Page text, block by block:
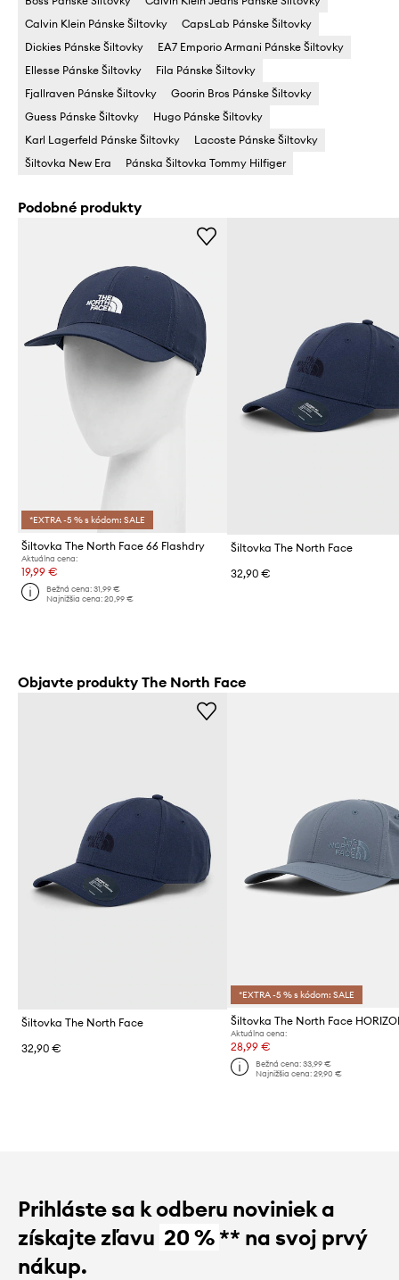
Calvin Klein Pánske Šiltovky
CapsLab Pánske Šiltovky
Dickies Pánske Šiltovky
EA7 Emporio Armani Pánske Šiltovky
Ellesse Pánske Šiltovky
Fila Pánske Šiltovky
Fjallraven Pánske Šiltovky
Goorin Bros Pánske Šiltovky
Guess Pánske Šiltovky
Hugo Pánske Šiltovky
Karl Lagerfeld Pánske Šiltovky
Lacoste Pánske Šiltovky
Šiltovka New Era
Pánska Šiltovka Tommy Hilfiger
Podobné produkty
*EXTRA -5 % s kódom: SALE
Šiltovka The North Face 66 Flashdry
Aktuálna cena:
19,99 €
Bežná cena:31,99 €
Najnižšia cena:20,99 €
Šiltovka The North Face
32,90 €
Objavte produkty The North Face
Šiltovka The North Face
32,90 €
*EXTRA -5 % s kódom: SALE
Šiltovka The North Face
Aktuálna cena:
28,99 €
Bežná cena: 33,99 €
Najnižšia cena: 29,90 €
Prihláste sa k odberu noviniek a
získajte zľavu 20 %** na svoj prvý
nákup.